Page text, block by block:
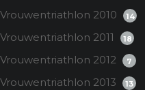
Vrouwentriathlon 2010 14
Vrouwentriathlon 2011 18
Vrouwentriathlon 2012 7
Vrouwentriathlon 2013 13